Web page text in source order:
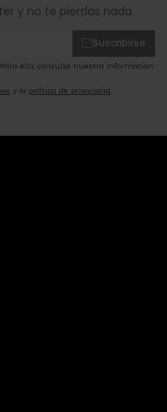
y no te pierdas nada.
Suscribirse
ello, consulte nuestra información
y la política de privacidad